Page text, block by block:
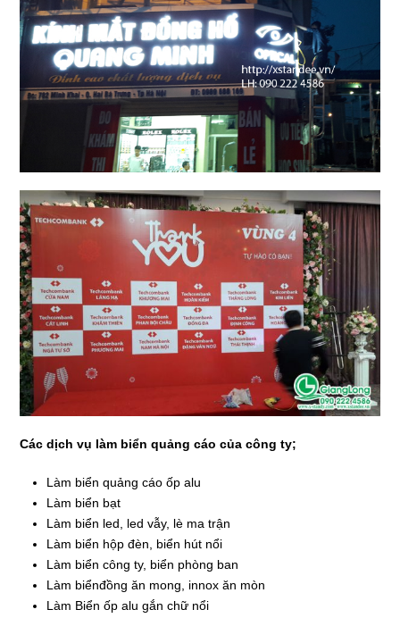
Các dịch vụ làm biển quảng cáo của công ty;
Làm biển quảng cáo ốp alu
Làm biển bạt
Làm biển led, led vẫy, lè ma trận
Làm biển hộp đèn, biển hút nổi
Làm biển công ty, biển phòng ban
Làm biểnđồng ăn mong, innox ăn mòn
Làm Biển ốp alu gắn chữ nổi